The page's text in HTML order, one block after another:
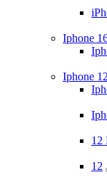
Iphone
Iphone
12
12